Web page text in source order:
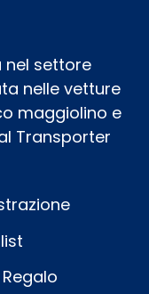
nel settore
nelle vetture
maggiolino e
Transporter